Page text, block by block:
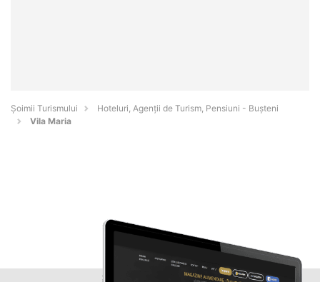
Șoimii Turismului
Hoteluri, Agenții de Turism, Pensiuni - Buşteni
Vila Maria